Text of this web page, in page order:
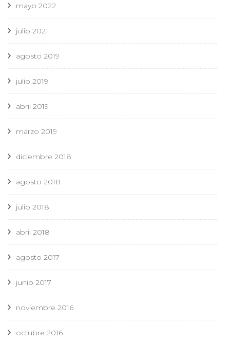
mayo 2022
julio 2021
agosto 2019
julio 2019
abril 2019
marzo 2019
diciembre 2018
agosto 2018
julio 2018
abril 2018
agosto 2017
junio 2017
noviembre 2016
octubre 2016